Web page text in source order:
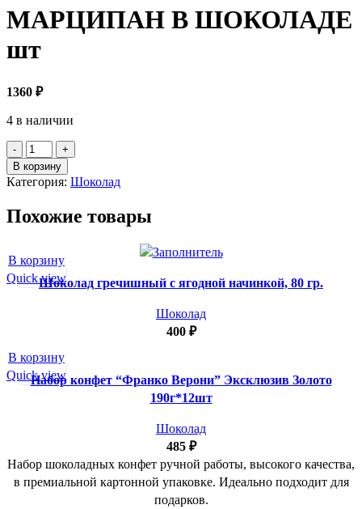
МАРЦИПАН В ШОКОЛАДЕ
шт
1360 ₽
4 в наличии
Количество
товара
20Г
КОНФЕТЫ
МАРЦИПАН
шт
В корзину
Категория: Шоколад
Похожие товары
Шоколад гречишный с ягодной начинкой, 80 гр.
Шоколад
400 ₽
В корзину
Quick view
Набор конфет “Франко Верони” Эксклюзив Золото
190г*12шт
Шоколад
485 ₽
Набор шоколадных конфет ручной работы, высокого качества,
в премиальной картонной упаковке. Идеально подходит для
подарков.
В корзину
Quick view